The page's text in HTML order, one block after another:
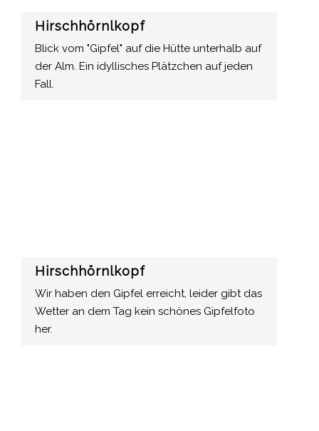
Hirschhörnlkopf
Blick vom "Gipfel" auf die Hütte unterhalb auf
der Alm. Ein idyllisches Plätzchen auf jeden
Fall.
Hirschhörnlkopf
Wir haben den Gipfel erreicht, leider gibt das
Wetter an dem Tag kein schönes Gipfelfoto
her.